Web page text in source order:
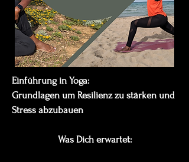
Einführung in Yoga:
Grundlagen um Resilienz zu stärken und
Stress abzubauen
Was Dich erwartet: